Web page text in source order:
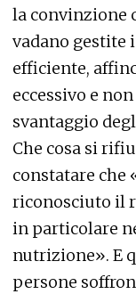
la convinzione
vadano gestite
efficiente,
eccessivo e
svantaggio
Che cosa si
constatare che
riconosciuto il
in particolare
nutrizione». E
persone